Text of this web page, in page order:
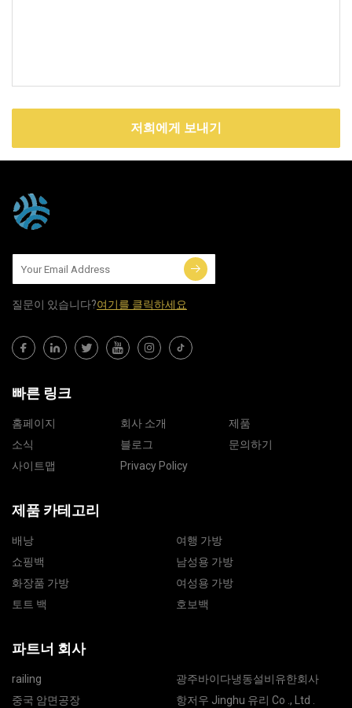
저희에게 보내기
질문이 있습니다?여기를 클릭하세요
빠른 링크
홈페이지 회사 소개
제품
소식
블로그
문의하기
사이트맵
Privacy Policy
제품 카테고리
배낭
여행 가방
쇼핑백
남성용 가방
화장품 가방
여성용 가방
토트 백
호보백
파트너 회사
railing
광주바이다냉동설비유한회사
중국 암면공장
항저우 Jinghu 유리 Co ., Ltd .